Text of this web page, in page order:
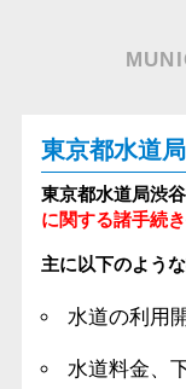
東京都水道
東京都水道局渋
に関する諸手続
主に以下のよう
水道の利用
水道料金、